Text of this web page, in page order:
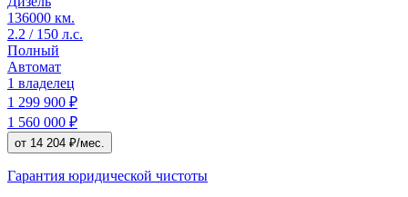
136000 км.
2.2 / 150 л.с.
Полный
Автомат
1 владелец
1 299 900 ₽
1 560 000 ₽
от 14 204 ₽/мес.
Гарантия юридической чистоты